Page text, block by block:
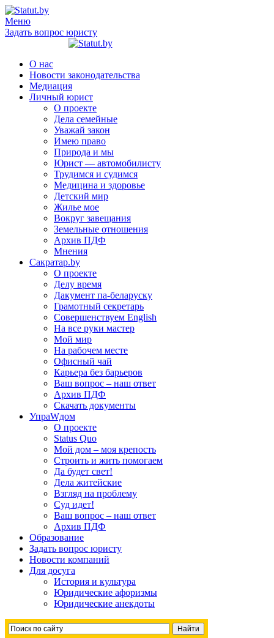
Меню
Задать вопрос юристу
О нас
Новости законодательства
Медиация
Личный юрист
О проекте
Дела семейные
Уважай закон
Имею право
Природа и мы
Юрист — автомобилисту
Трудимся и судимся
Медицина и здоровье
Детский мир
Жилье мое
Вокруг завещания
Земельные отношения
Архив ПДФ
Мнения
Сакратар.by
О проекте
Делу время
Дакумент па-беларуску
Грамотный секретарь
Совершенствуем English
На все руки мастер
Мой мир
На рабочем месте
Офисный чай
Карьера без барьеров
Ваш вопрос – наш ответ
Архив ПДФ
Скачать документы
УпраWдом
О проекте
Status Quo
Мой дом – моя крепость
Строить и жить помогаем
Да будет свет!
Дела житейские
Взгляд на проблему
Суд идет!
Ваш вопрос – наш ответ
Архив ПДФ
Образование
Задать вопрос юристу
Новости компаний
Для досуга
История и культура
Юридические афоризмы
Юридические анекдоты